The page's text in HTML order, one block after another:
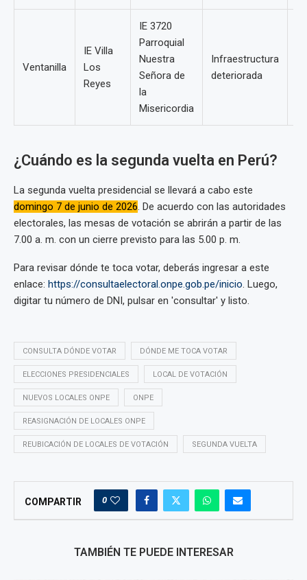
Ventanilla
IE Villa
Los
Reyes
IE 3720
Parroquial
Nuestra
Señora de
la
Misericordia
Infraestructura
deteriorada
¿Cuándo es la segunda vuelta en Perú?
La segunda vuelta presidencial se llevará a cabo este
domingo 7 de junio de 2026. De acuerdo con las autoridades
electorales, las mesas de votación se abrirán a partir de las
7.00 a. m. con un cierre previsto para las 5.00 p. m.
Para revisar dónde te toca votar, deberás ingresar a este
enlace: https://consultaelectoral.onpe.gob.pe/inicio. Luego,
digitar tu número de DNI, pulsar en 'consultar' y listo.
CONSULTA DÓNDE VOTAR DÓNDE ME TOCA VOTAR
ELECCIONES PRESIDENCIALES LOCAL DE VOTACIÓN
NUEVOS LOCALES ONPE ONPE
REASIGNACIÓN DE LOCALES ONPE
REUBICACIÓN DE LOCALES DE VOTACIÓN SEGUNDA VUELTA
COMPARTIR 0
TAMBIÉN TE PUEDE INTERESAR